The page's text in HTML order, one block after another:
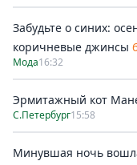
Забудьте о синих:
коричневые джинсы
Мода16:32
Эрмитажный кот
С.Петербург15:58
Минувшая ночь